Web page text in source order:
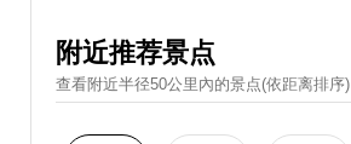
附近推荐景点
查看附近半径50公里內的景点(依距离排序)